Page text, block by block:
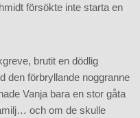
försökte inte starta en
brutit en dödlig
den förbryllande noggranne
Vanja bara en stor gåta
och om de skulle